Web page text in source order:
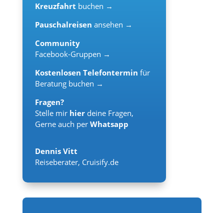
Kreuzfahrt buchen →
Pauschalreisen ansehen →
Community
Facebook-Gruppen →
Kostenlosen Telefontermin für
Beratung buchen →
Fragen?
Stelle mir hier deine Fragen,
Gerne auch per Whatsapp
Dennis Vitt
Reiseberater, Cruisify.de